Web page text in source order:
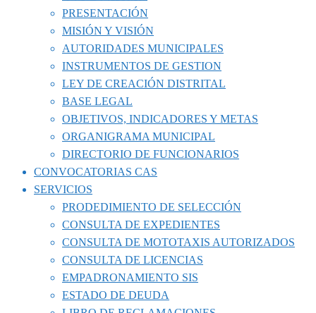
PRESENTACIÓN
MISIÓN Y VISIÓN
AUTORIDADES MUNICIPALES
INSTRUMENTOS DE GESTION
LEY DE CREACIÓN DISTRITAL
BASE LEGAL
OBJETIVOS, INDICADORES Y METAS
ORGANIGRAMA MUNICIPAL
DIRECTORIO DE FUNCIONARIOS
CONVOCATORIAS CAS
SERVICIOS
PRODEDIMIENTO DE SELECCIÓN
CONSULTA DE EXPEDIENTES
CONSULTA DE MOTOTAXIS AUTORIZADOS
CONSULTA DE LICENCIAS
EMPADRONAMIENTO SIS
ESTADO DE DEUDA